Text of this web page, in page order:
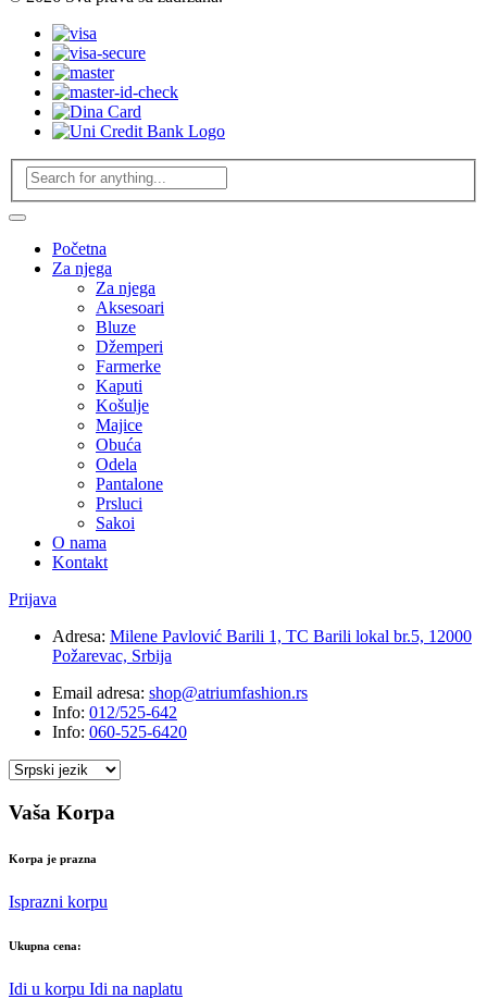
Početna
Za njega
Za njega
Aksesoari
Bluze
Džemperi
Farmerke
Kaputi
Košulje
Majice
Obuća
Odela
Pantalone
Prsluci
Sakoi
O nama
Kontakt
Prijava
Adresa: Milene Pavlović Barili 1, TC Barili lokal br.5, 12000
Požarevac, Srbija
Email adresa: shop@atriumfashion.rs
Info: 012/525-642
Info: 060-525-6420
Vaša Korpa
Korpa je prazna
Isprazni korpu
Ukupna cena:
Idi u korpu Idi na naplatu